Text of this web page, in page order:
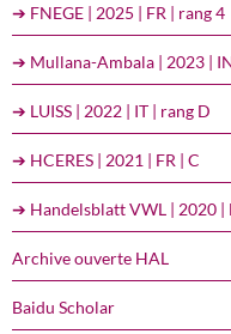
➔ FNEGE | 2025 | FR | rang 4
➔ Mullana-Ambala | 2023 |
➔ LUISS | 2022 | IT | rang D
➔ HCERES | 2021 | FR | C
➔ Handelsblatt VWL | 2020 |
Archive ouverte HAL
Baidu Scholar